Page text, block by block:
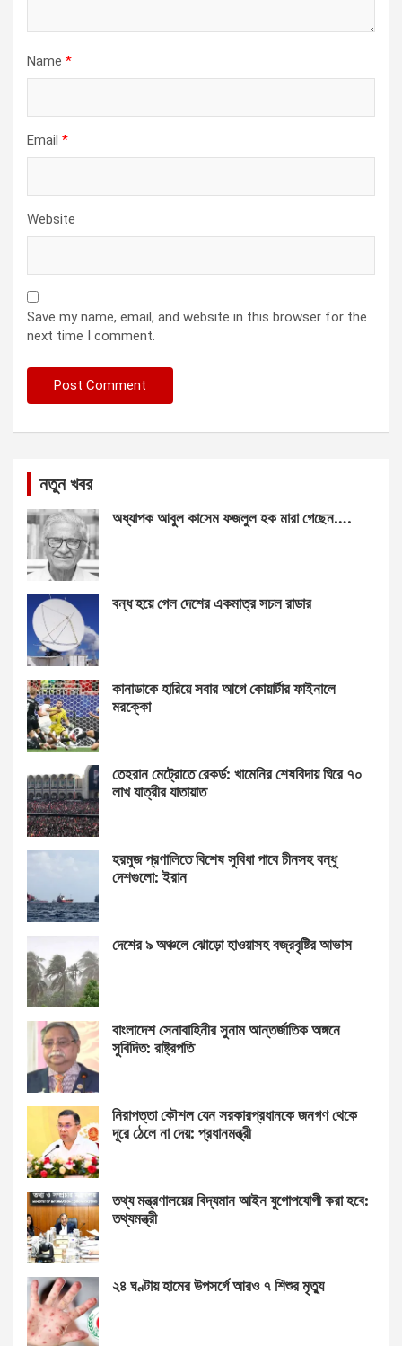
Name *
Email *
Website
Save my name, email, and website in this browser for the
next time I comment.
নতুন খবর
অধ্যাপক আবুল কাসেম ফজলুল হক মারা গেছেন….
বন্ধ হয়ে গেল দেশের একমাত্র সচল রাডার
কানাডাকে হারিয়ে সবার আগে কোয়ার্টার ফাইনালে
মরক্কো
তেহরান মেট্রোতে রেকর্ড: খামেনির শেষবিদায় ঘিরে ৭০
লাখ যাত্রীর যাতায়াত
হরমুজ প্রণালিতে বিশেষ সুবিধা পাবে চীনসহ বন্ধু
দেশগুলো: ইরান
দেশের ৯ অঞ্চলে ঝোড়ো হাওয়াসহ বজ্রবৃষ্টির আভাস
বাংলাদেশ সেনাবাহিনীর সুনাম আন্তর্জাতিক অঙ্গনে
সুবিদিত: রাষ্ট্রপতি
নিরাপত্তা কৌশল যেন সরকারপ্রধানকে জনগণ থেকে
দূরে ঠেলে না দেয়: প্রধানমন্ত্রী
তথ্য মন্ত্রণালয়ের বিদ্যমান আইন যুগোপযোগী করা হবে:
তথ্যমন্ত্রী
২৪ ঘণ্টায় হামের উপসর্গে আরও ৭ শিশুর মৃত্যু